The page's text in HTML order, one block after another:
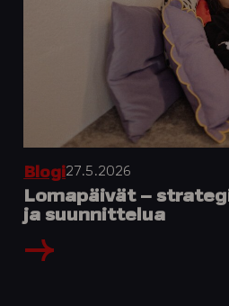
Blogi27.5.2026
Lomapäivät –
ja suunnittelua